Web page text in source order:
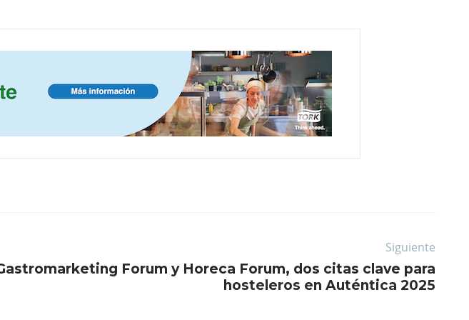
Siguiente
Forum y Horeca Forum, dos citas clave para
hosteleros en Auténtica 2025